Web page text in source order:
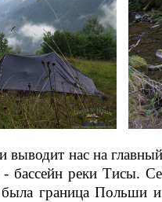
выводит нас на
бассейн реки Тисы.
была граница Польши